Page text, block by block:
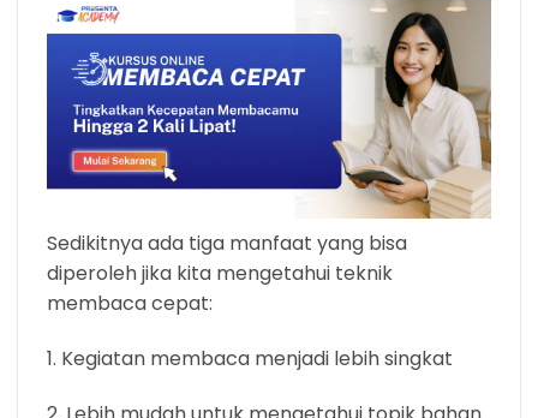
Sedikitnya ada tiga manfaat yang bisa
diperoleh jika kita mengetahui teknik
membaca cepat:
1. Kegiatan membaca menjadi lebih singkat